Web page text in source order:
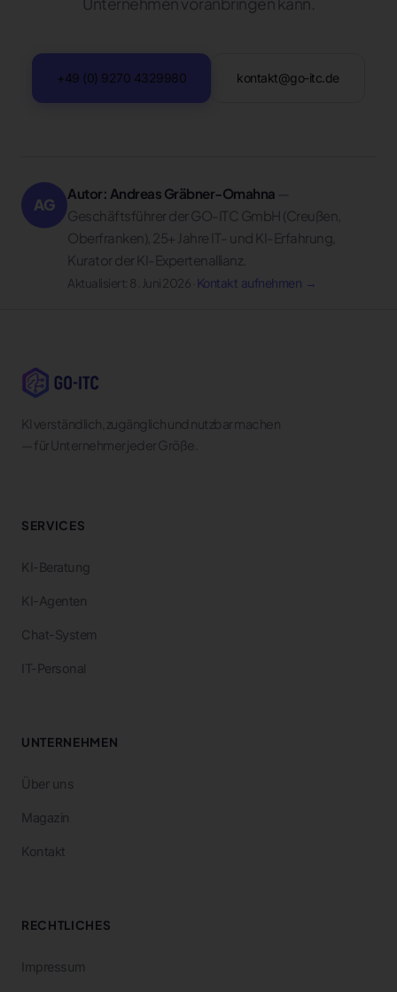
+49 (0) 9270 4329980 kontakt@go-itc.de
AG
Autor: Andreas Gräbner-Omahna
Geschäftsführer der GO-ITC GmbH (Creußen,
Oberfranken), 25+ Jahre IT- und KI-Erfahrung,
Kurator der KI-Expertenallianz.
Aktualisiert: 8. Juni 2026 · Kontakt aufnehmen →
KI verständlich, zugänglich und nutzbar machen
— für Unternehmer jeder Größe.
SERVICES
KI-Beratung
KI-Agenten
Chat-System
IT-Personal
UNTERNEHMEN
Über uns
Magazin
Kontakt
RECHTLICHES
Impressum